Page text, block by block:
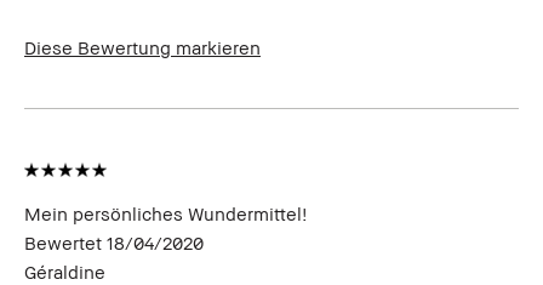
Diese Bewertung markieren
Mein persönliches Wundermittel!
Bewertet 18/04/2020
Géraldine